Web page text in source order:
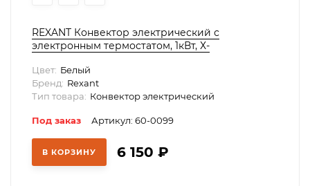
REXANT Конвектор электрический с
электронным термостатом, 1кВт, Х-
Цвет: Белый
Бренд: Rexant
Тип товара: Конвектор электрический
Под заказ Артикул: 60-0099
В КОРЗИНУ 6 150 ₽